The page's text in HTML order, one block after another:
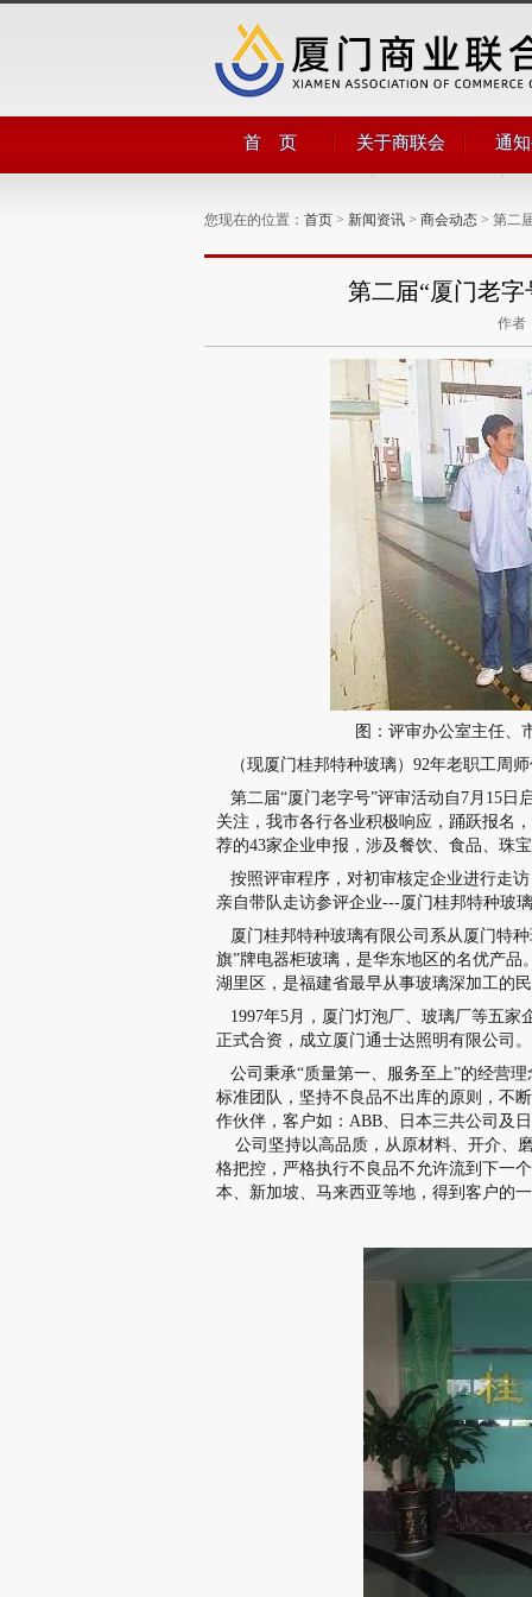
首 页 关于商联会
管理团队
商会章程
通
您现在的位置： 首页 > 新闻资讯 > 商会动态 > 第二
第二届“厦门老
作者
图：评审办公室主任、
（现厦门桂邦特种玻璃）92年老职工周
第二届“厦门老字号”评审活动自7月15日
关注，我市各行各业积极响应，踊跃报名
荐的43家企业申报，涉及餐饮、食品、珠
按照评审程序，对初审核定企业进行走
亲自带队走访参评企业---厦门桂邦特种玻
厦门桂邦特种玻璃有限公司系从厦门特
旗”牌电器柜玻璃，是华东地区的名优产品
湖里区，是福建省最早从事玻璃深加工的
1997年5月，厦门灯泡厂、玻璃厂等五家
正式合资，成立厦门通士达照明有限公司
公司秉承“质量第一、服务至上”的经营
标准团队，坚持不良品不出库的原则，不
作伙伴，客户如：ABB、日本三共公司及
公司坚持以高品质，从原材料、开介、
格把控，严格执行不良品不允许流到下一
本、新加坡、马来西亚等地，得到客户的